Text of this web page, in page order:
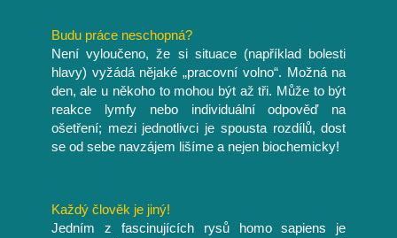
Budu práce neschopná?
Není vyloučeno, že si situace (například bolesti
hlavy) vyžádá nějaké „pracovní volno“. Možná na
den, ale u někoho to mohou být až tři. Může to být
reakce lymfy nebo individuální odpověď na
ošetření; mezi jednotlivci je spousta rozdílů, dost
se od sebe navzájem lišíme a nejen biochemicky!
Každý člověk je jiný!
Jedním z fascinujících rysů homo sapiens je